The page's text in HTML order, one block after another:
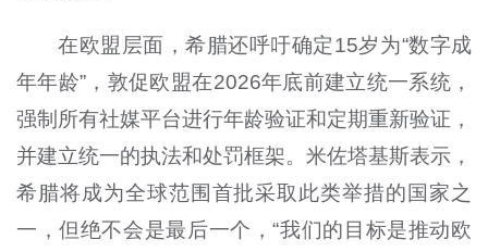
在欧盟层面，希腊还呼吁确定15岁为“数字成
年年龄”，敦促欧盟在2026年底前建立统一系统，
强制所有社媒平台进行年龄验证和定期重新验证，
并建立统一的执法和处罚框架。米佐塔基斯表示，
希腊将成为全球范围首批采取此类举措的国家之
一，但绝不会是最后一个，“我们的目标是推动欧